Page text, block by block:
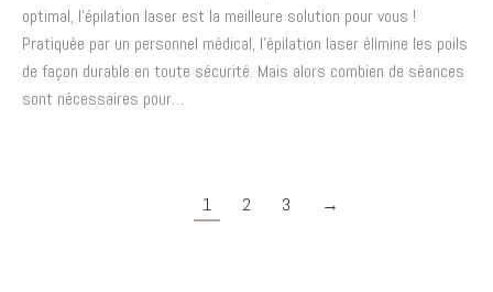
optimal, l’épilation laser est la meilleure solution pour vous !
Pratiquée par un personnel médical, l’épilation laser élimine les poils
de façon durable en toute sécurité. Mais alors combien de séances
sont nécessaires pour…
1 2 3 →